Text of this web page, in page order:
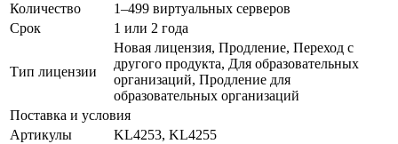
Количество
1–499 виртуальных серверов
Срок
1 или 2 года
Тип лицензии
Новая лицензия, Продление, Переход с
другого продукта, Для образовательных
организаций, Продление для
образовательных организаций
Поставка и условия
Артикулы
KL4253, KL4255